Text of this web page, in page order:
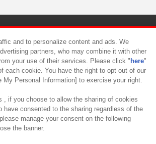
について カスタマーハラスメント対応方針
and to personalize content and ads. We
partners, who may combine it with other
your use of their services. Please click " here"
each cookie. You have the right to opt out of our
Personal Information] to exercise your right.
, if you choose to allow the sharing of cookies
have consented to the sharing regardless of the
manage your consent on the following
the banner.